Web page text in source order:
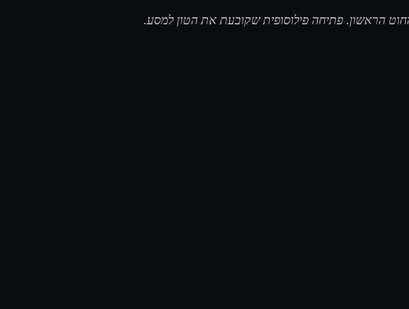
הראשון. פתיחה פילוסופית שקובעת את הטון למסע.